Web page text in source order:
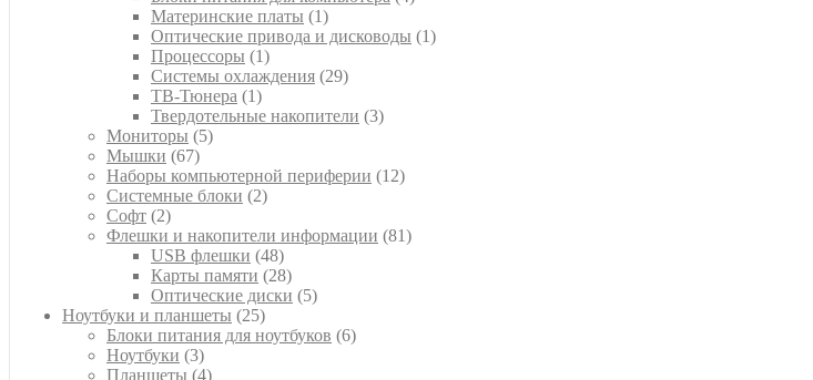
Материнские платы 11
товар
Оптические привода и дисководы 11
Процессоры 11
товар
Системы охлаждения 2929
ТВ-Тюнера 11
товар
Твердотельные накопители 33
Мониторы 55
Мышки 6767
товаров
Наборы компьютерной периферии 1212
Системные блоки 22
Софт 22
товара
Флешки и накопители информации 8181
USB флешки 4848
товаров
Карты памяти 2828
товаров
Оптические диски 55
Ноутбуки и планшеты 2525
товаров
Блоки питания для ноутбуков 66
Ноутбуки 33
товара
Планшеты 44